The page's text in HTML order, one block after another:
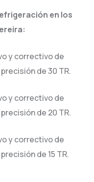
en los
y correctivo de
de 30 TR.
y correctivo de
de 20 TR.
y correctivo de
de 15 TR.